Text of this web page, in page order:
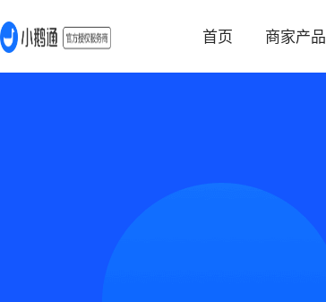
首页 商家产品